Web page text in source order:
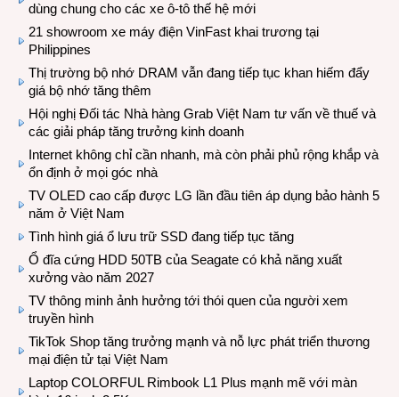
dùng chung cho các xe ô-tô thế hệ mới
21 showroom xe máy điện VinFast khai trương tại
Philippines
Thị trường bộ nhớ DRAM vẫn đang tiếp tục khan hiếm đẩy
giá bộ nhớ tăng thêm
Hội nghị Đối tác Nhà hàng Grab Việt Nam tư vấn về thuế và
các giải pháp tăng trưởng kinh doanh
Internet không chỉ cần nhanh, mà còn phải phủ rộng khắp và
ổn định ở mọi góc nhà
TV OLED cao cấp được LG lần đầu tiên áp dụng bảo hành 5
năm ở Việt Nam
Tình hình giá ổ lưu trữ SSD đang tiếp tục tăng
Ổ đĩa cứng HDD 50TB của Seagate có khả năng xuất
xưởng vào năm 2027
TV thông minh ảnh hưởng tới thói quen của người xem
truyền hình
TikTok Shop tăng trưởng mạnh và nỗ lực phát triển thương
mại điện tử tại Việt Nam
Laptop COLORFUL Rimbook L1 Plus mạnh mẽ với màn